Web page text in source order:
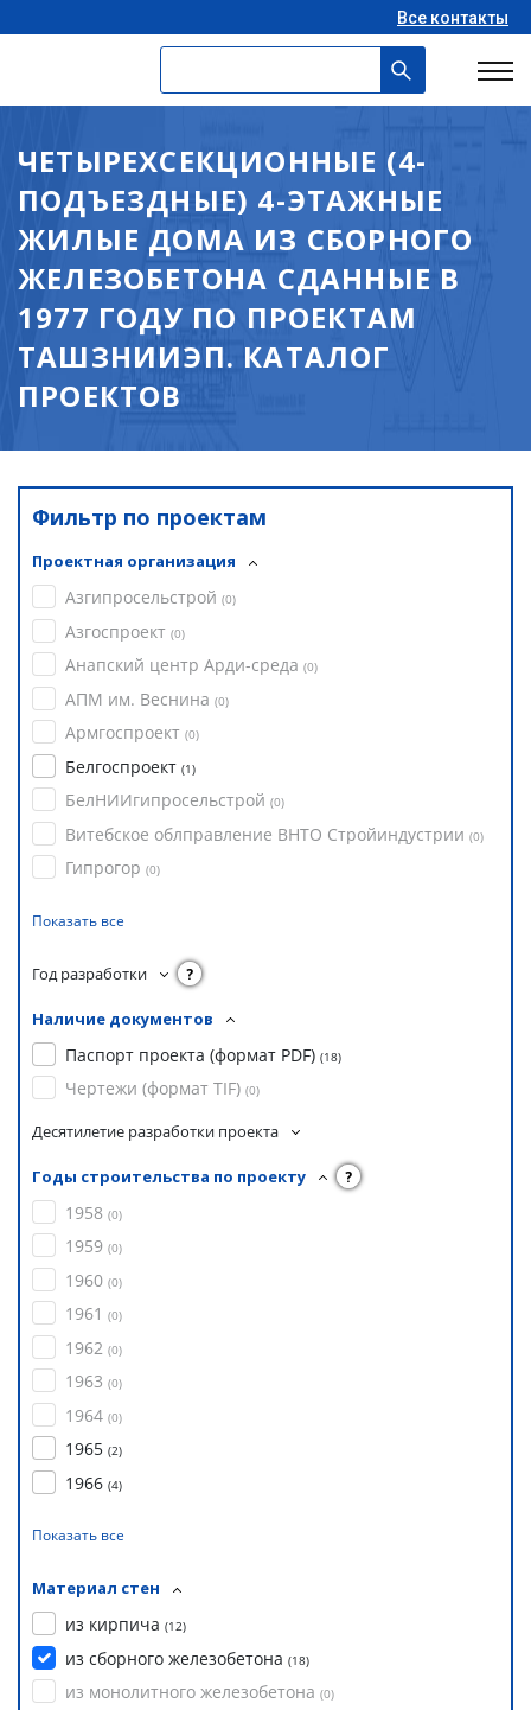
Все контакты
ЧЕТЫРЕХСЕКЦИОННЫЕ (4-
ПОДЪЕЗДНЫЕ) 4-ЭТАЖНЫЕ
ЖИЛЫЕ ДОМА ИЗ СБОРНОГО
ЖЕЛЕЗОБЕТОНА СДАННЫЕ В
1977 ГОДУ ПО ПРОЕКТАМ
ТАШЗНИИЭП. КАТАЛОГ
ПРОЕКТОВ
Фильтр по проектам
Проектная организация
Азгипросельстрой (0)
Азгоспроект (0)
Анапский центр Арди-среда (0)
АПМ им. Веснина (0)
Армгоспроект (0)
Белгоспроект (1)
БелНИИгипросельстрой (0)
Витебское облправление ВНТО Стройиндустрии (0)
Гипрогор (0)
Показать все
Год разработки ?
Наличие документов
Паспорт проекта (формат PDF) (18)
Чертежи (формат TIF) (0)
Десятилетие разработки проекта
Годы строительства по проекту ?
1958 (0)
1959 (0)
1960 (0)
1961 (0)
1962 (0)
1963 (0)
1964 (0)
1965 (2)
1966 (4)
Показать все
Материал стен
из кирпича (12)
из сборного железобетона (18)
из монолитного железобетона (0)